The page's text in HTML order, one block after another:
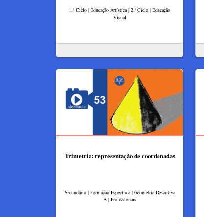
1.º Ciclo | Educação Artística | 2.º Ciclo | Educação
Visual
Trimetria: representação de coordenadas
Secundário | Formação Específica | Geometria Descritiva
A | Profissionais